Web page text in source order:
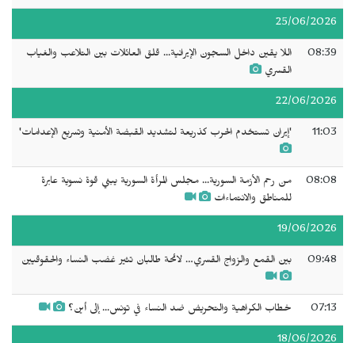
25/06/2026
08:39
اللا يقين داخل السجون الإيرانية... قلق العائلات بين التلاعب والغياب
القسري
22/06/2026
11:03 'إيران تستخدم الحرب كذريعة لتشديد القبضة الأمنية وتسريع الإعدامات'
08:08
من رحم الأزمة السورية... مجلس المرأة السورية يبني قوة نسوية عابرة
للمناطق والانتماءات
19/06/2026
09:48 بين القمع والزواج القسري… لائحة طالبان تثير غضب النساء والحقوقيين
07:13 خطاب الكراهية والتحريض ضد النساء في تونس... إلى أين؟